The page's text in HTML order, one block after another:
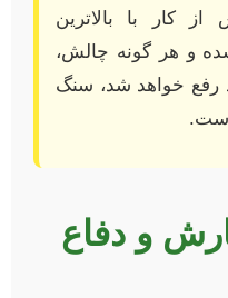
کار با بالاترین
و هر گونه چالش،
رفع خواهد شد، سنگ
و دفاع